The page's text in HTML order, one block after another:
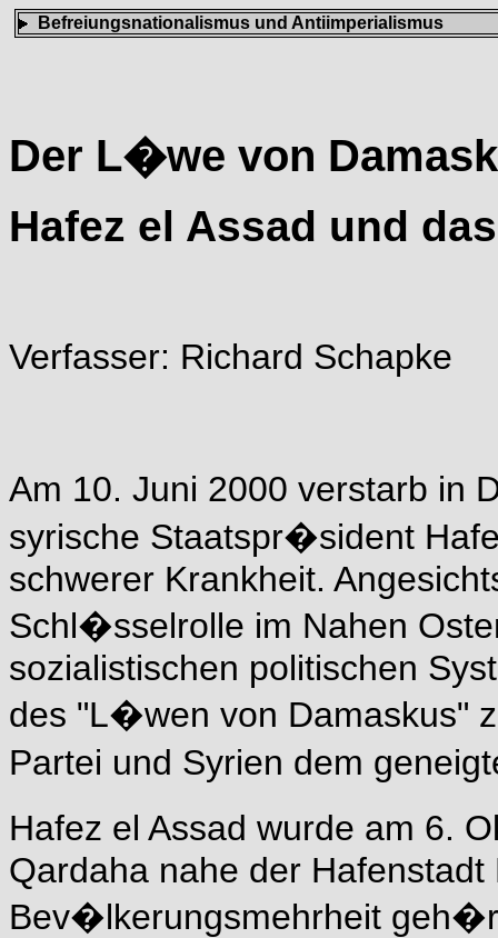
Befreiungsnationalismus und Antiimperialismus
Der L�we von
Hafez el Assad und
Verfasser: Richard Schapke
Am 10. Juni 2000 verstarb in
syrische Staatspr�sident
schwerer Krankheit.
Schl�sselrolle im Nahen
sozialistischen politischen
des "L�wen von Damaskus"
Partei und Syrien dem
Hafez el Assad wurde am 6.
Qardaha nahe der
Bev�lkerungsmehrheit